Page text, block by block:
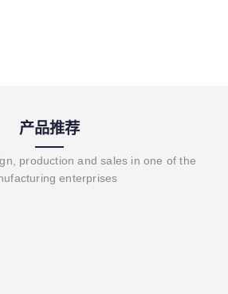
产品推荐
production and sales in one of the
enterprises